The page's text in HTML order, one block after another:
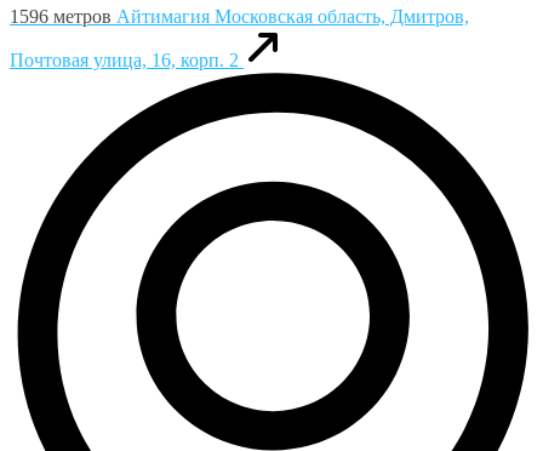
1596 метров Айтимагия Московская область, Дмитров,
Почтовая улица, 16, корп. 2